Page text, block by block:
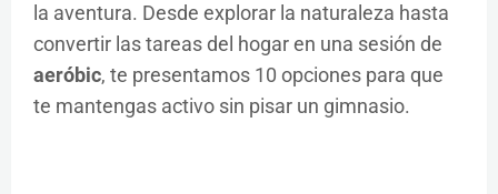
la aventura. Desde explorar la naturaleza hasta
convertir las tareas del hogar en una sesión de
aeróbic, te presentamos 10 opciones para que
te mantengas activo sin pisar un gimnasio.